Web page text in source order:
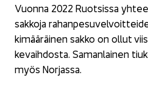
Vuon­na 2022 Ruot­sis­sa
sak­ko­ja
ki­mää­räi­nen sakko on ollut
ke­vaih­dos­ta. Sa­man­lai­nen
myös Nor­jas­sa.